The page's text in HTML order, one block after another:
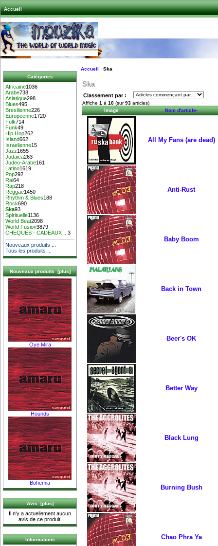
Accueil
Catégories
Africaine1036
Arabe738
Asiatique298
Blues495
Bresilienne226
Europeenne1720
Folk714
Funk49
Hip Hop262
Island662
Israelienne15
Jazz1655
Judaica263
Judeo-Arabe161
Latino1619
Pop292
Rai64
Rap218
Reggae1450
Rhythm & Blues188
Rock690
Ska93
Spirituelle1136
World Beat2098
World Fusion3879
CHEQUES - CADEAUX ...3
Nouveaux produits ...
Tous les produits ...
Nouveaux produits [plus]
Oye Mira
Hounds
Bohemia
Avis [plus]
Il n'y a actuellement aucun
avis de ce produit.
Informations
Accueil Ska
Ska
Classement par :
Affiche 1 à 10 (sur93 articles)
Image
Nom d'article-
All My Fans (are dead)
Anti-Rust
Baby Boom
Back in Town
Beer's OK
Better Way
Black Lung
Burning Bush
Chao Phra Ya